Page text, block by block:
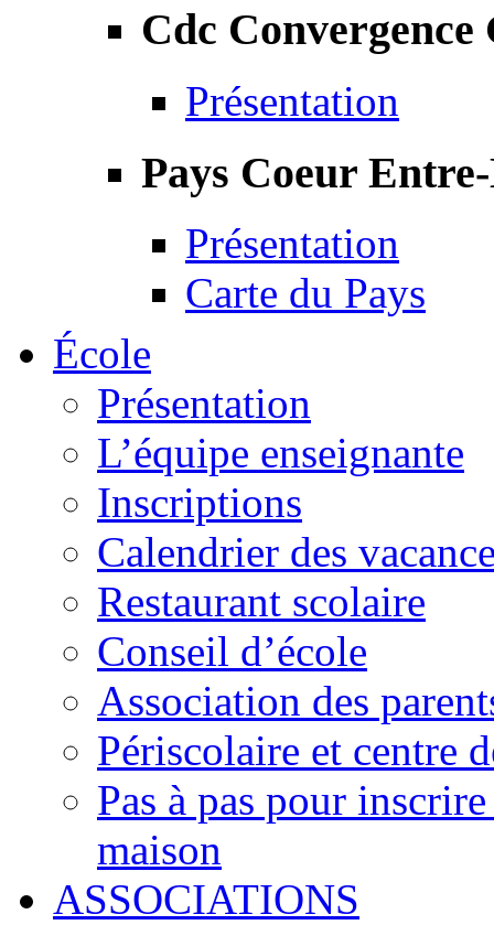
Cdc Convergence
Présentation
Pays Coeur
Présentation
Carte du Pays
École
Présentation
L’équipe enseignante
Inscriptions
Calendrier des
Restaurant scolaire
Conseil d’école
Association des
Périscolaire et centre
Pas à pas pour
maison
ASSOCIATIONS